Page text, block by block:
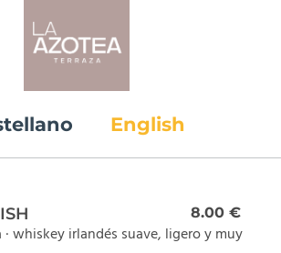
English
8.00 €
whiskey irlandés suave, ligero y muy